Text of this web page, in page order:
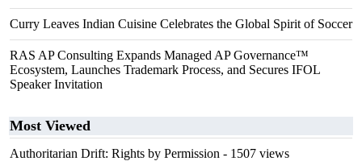
Curry Leaves Indian Cuisine Celebrates the Global Spirit of Soccer
RAS AP Consulting Expands Managed AP Governance™
Ecosystem, Launches Trademark Process, and Secures IFOL
Speaker Invitation
Most Viewed
Authoritarian Drift: Rights by Permission - 1507 views